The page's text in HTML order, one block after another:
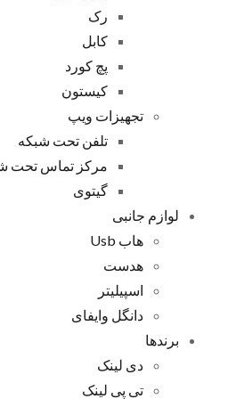
رک
کابل
پچ کورد
کیستون
تجهیزات ویپ
تلفن تحت شبکه
مرکز تماس تحت
گیتوی
لوازم جانبی
هاب Usb
هدست
اسپیلیتر
دانگل وایفای
برندها
دی لینک
تی پی لینک